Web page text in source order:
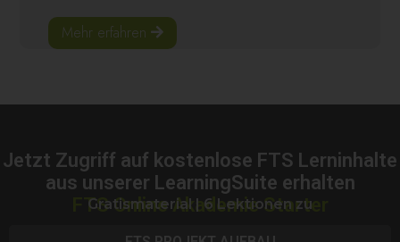
Mehr erfahren
Jetzt Zugriff auf kostenlose FTS Lerninhalte
aus unserer LearningSuite erhalten
FTS Online Akademie Starter
Gratismaterial | 6 Lektionen zu